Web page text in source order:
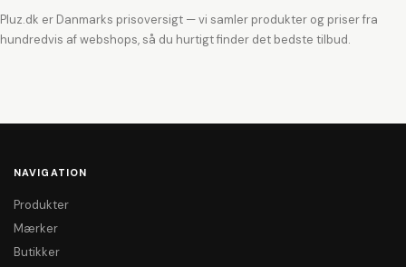
Pluz.dk er Danmarks prisoversigt — vi samler produkter og priser fra
hundredvis af webshops, så du hurtigt finder det bedste tilbud.
NAVIGATION
Produkter
Mærker
Butikker